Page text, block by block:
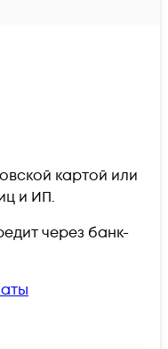
картой или
и ИП.
через банк-